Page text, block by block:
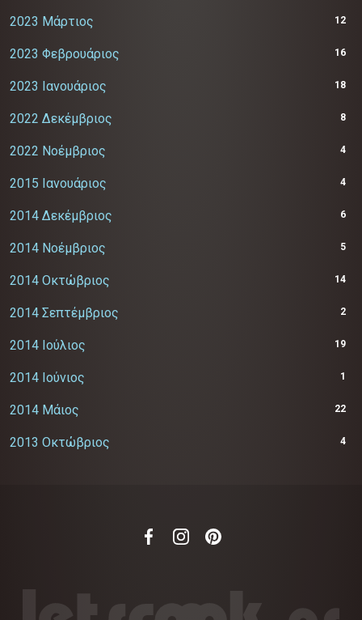
2023 Μάρτιος 12
2023 Φεβρουάριος 16
2023 Ιανουάριος 18
2022 Δεκέμβριος 8
2022 Νοέμβριος 4
2015 Ιανουάριος 4
2014 Δεκέμβριος 6
2014 Νοέμβριος 5
2014 Οκτώβριος 14
2014 Σεπτέμβριος 2
2014 Ιούλιος 19
2014 Ιούνιος 1
2014 Μάιος 22
2013 Οκτώβριος 4